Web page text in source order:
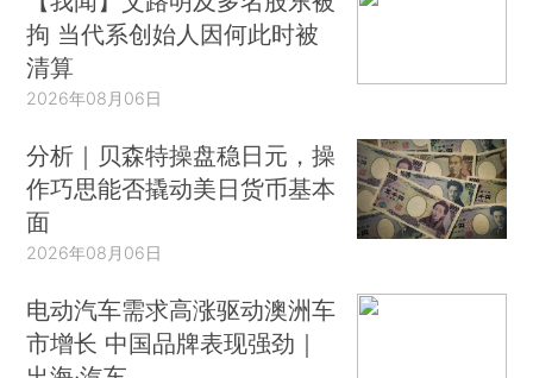
拘 当代系创始人因何此时被
清算
2026年08月06日
分析｜贝森特操盘稳日元，操
作巧思能否撬动美日货币基本
面
2026年08月06日
电动汽车需求高涨驱动澳洲车
市增长 中国品牌表现强劲｜